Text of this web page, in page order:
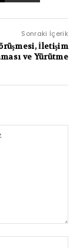
Sonraki İçerik
İletişim
ve Yürütme